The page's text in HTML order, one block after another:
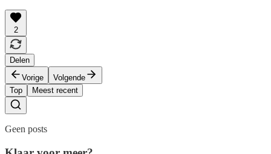
2
Delen
Vorige
Volgende
Top
Meest recent
Geen posts